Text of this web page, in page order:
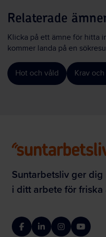
Relaterade
Klicka på ett ämne för hitta
kommer landa på en
Hot och våld Krav
Suntarbetsliv ger
i ditt arbete för
FacebookLinkedInInstagramYouTube